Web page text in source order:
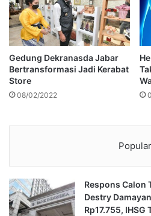
Gedung Dekranasda Jabar
Bertransformasi Jadi Kerabat
Store
08/02/2022
Popular
Respons Calon
Destry
Rp17.755,